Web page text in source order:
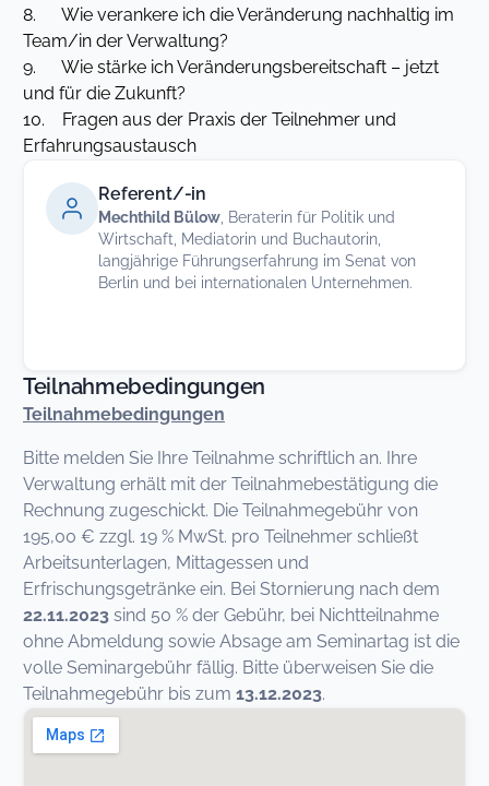
8. Wie verankere ich die Veränderung nachhaltig im
Team/in der Verwaltung?
9. Wie stärke ich Veränderungsbereitschaft – jetzt
und für die Zukunft?
10. Fragen aus der Praxis der Teilnehmer und
Erfahrungsaustausch
Referent/-in
Mechthild Bülow , Beraterin für Politik und
Wirtschaft, Mediatorin und Buchautorin,
langjährige Führungserfahrung im Senat von
Berlin und bei internationalen Unternehmen.
Teilnahmebedingungen
Teilnahmebedingungen
Bitte melden Sie Ihre Teilnahme schriftlich an. Ihre
Verwaltung erhält mit der Teilnahmebestätigung die
Rechnung zugeschickt. Die Teilnahmegebühr von
195,00 € zzgl. 19 % MwSt. pro Teilnehmer schließt
Arbeitsunterlagen, Mittagessen und
Erfrischungsgetränke ein. Bei Stornierung nach dem
22.11.2023 sind 50 % der Gebühr, bei Nichtteilnahme
ohne Abmeldung sowie Absage am Seminartag ist die
volle Seminargebühr fällig. Bitte überweisen Sie die
Teilnahmegebühr bis zum 13.12.2023.